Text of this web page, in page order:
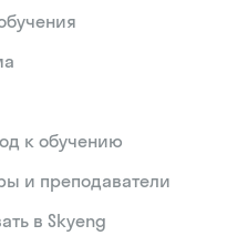
к обучению
и преподаватели
в Skyeng